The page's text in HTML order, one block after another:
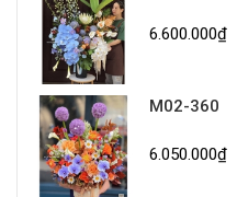
6.600.000₫
M02-360
6.050.000₫